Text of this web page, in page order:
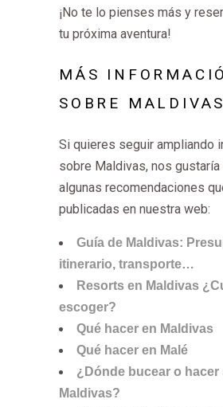
¡No te lo pienses más y
tu próxima aventura!
MÁS
SOBRE MALDIVAS
Si quieres seguir ampliando
sobre Maldivas, nos gustaría
algunas recomendaciones
publicadas en nuestra web:
Guía de Maldivas:
itinerario, transporte…
Resorts en Maldivas
escoger?
Qué hacer en Maldivas
Qué hacer en Malé
¿Dónde bucear o hacer
Maldivas?